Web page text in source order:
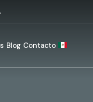
Blog Contacto